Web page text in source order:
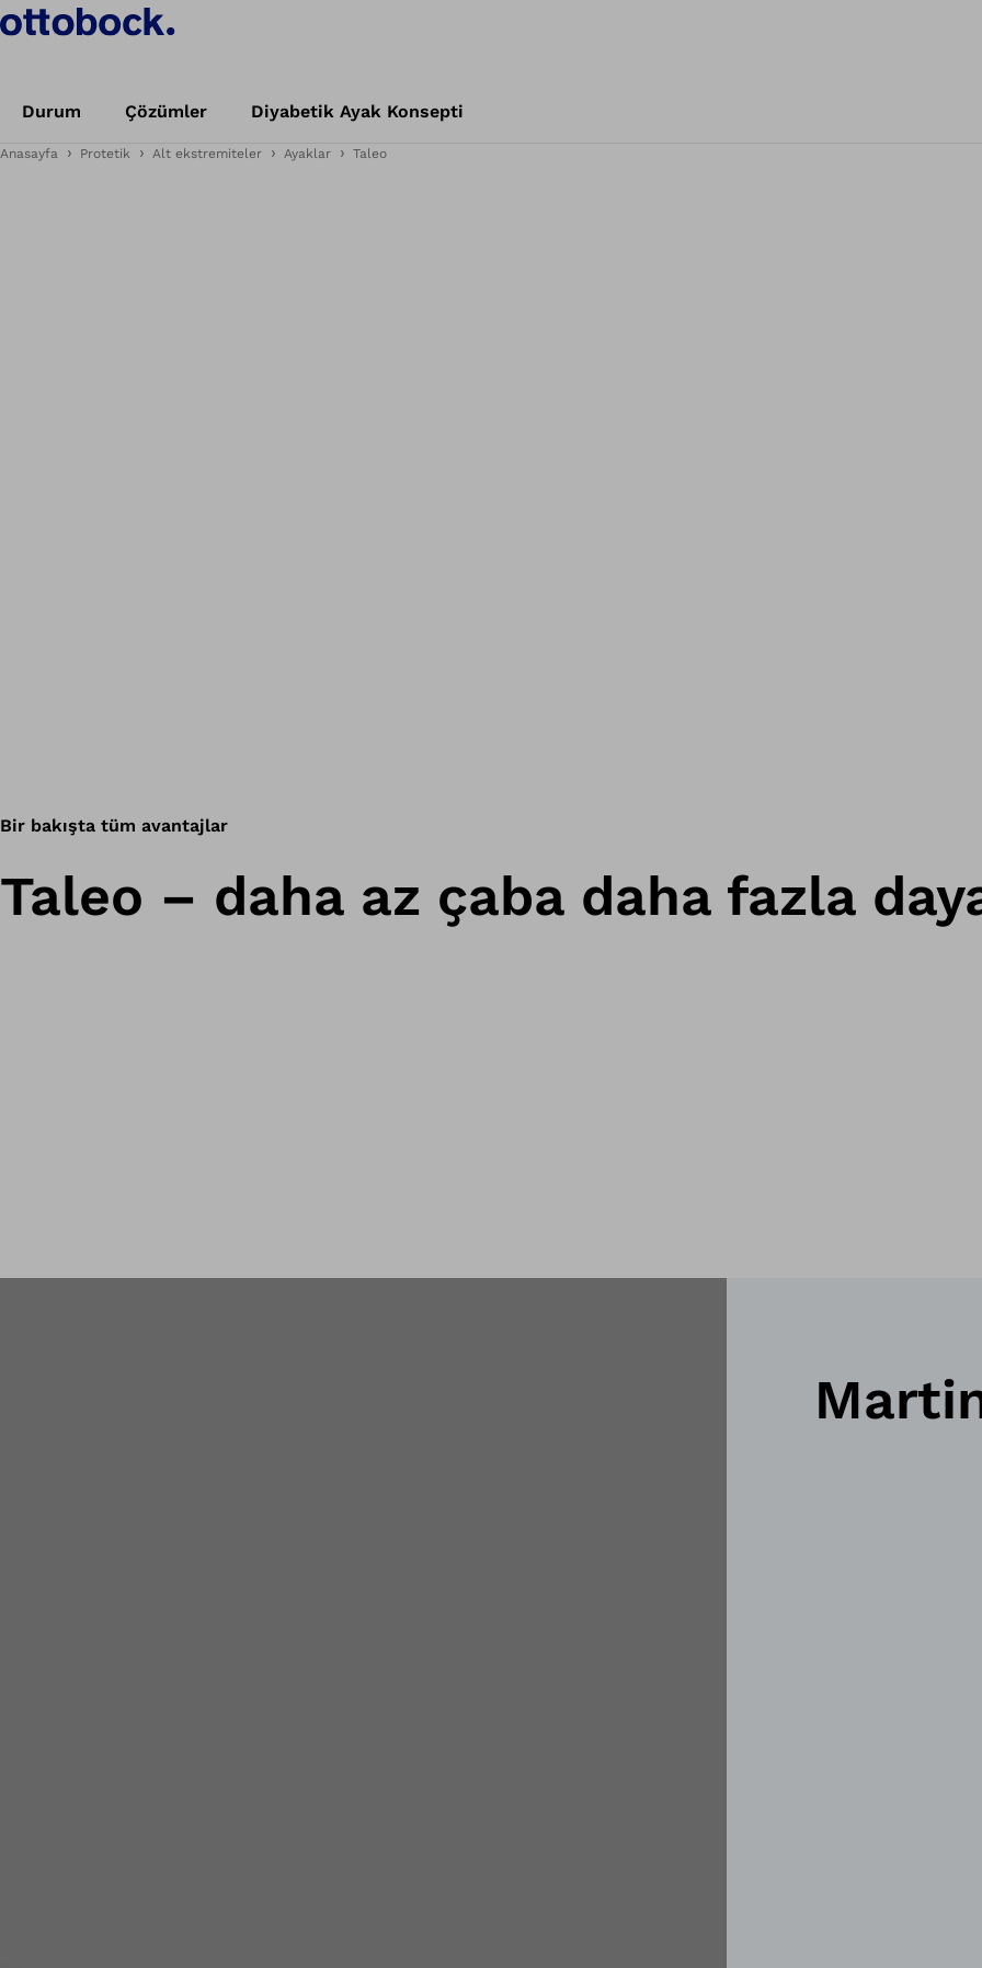
Durum Çözümler Diyabetik Ayak Konsepti
Anasayfa Protetik Alt ekstremiteler Ayaklar Taleo
Bir bakışta tüm avantajlar
Taleo – daha az çaba daha fazla